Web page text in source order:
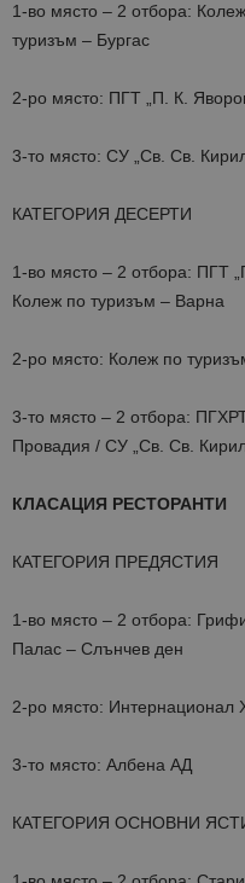
1-во място – 2 отбора:
туризъм – Бургас
2-ро място: ПГТ „П. К.
3-то място: СУ „Св. Св.
КАТЕГОРИЯ ДЕСЕРТИ
1-во място – 2 отбора: ПГТ
Колеж по туризъм – Варна
2-ро място: Колеж по
3-то място – 2 отбора:
Провадия / СУ „Св. Св.
КЛАСАЦИЯ РЕСТОРАНТИ
КАТЕГОРИЯ ПРЕДЯСТИЯ
1-во място – 2 отбора:
Палас – Слънчев ден
2-ро място: Интернационал
3-то място: Албена АД
КАТЕГОРИЯ ОСНОВНИ